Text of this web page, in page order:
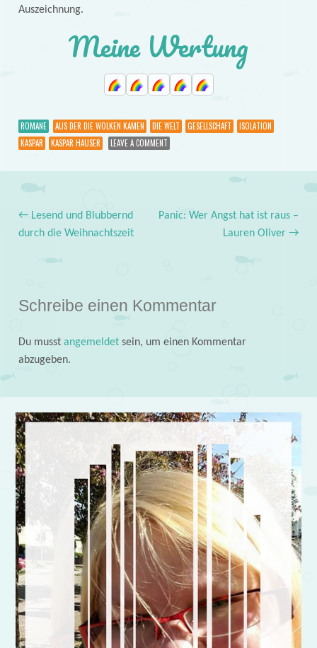
Auszeichnung.
Meine Wertung
ROMANE AUS DER DIE WOLKEN KAMEN DIE WELT GESELLSCHAFT
ISOLATION
KASPAR
KASPAR HAUSER LEAVE A COMMENT
Post navigation
←Lesend und Blubbernd
durch die Weihnachtszeit
Panic: Wer Angst hat ist raus –
Lauren Oliver→
Schreibe einen Kommentar
Du musst angemeldetsein, um einen Kommentar
abzugeben.